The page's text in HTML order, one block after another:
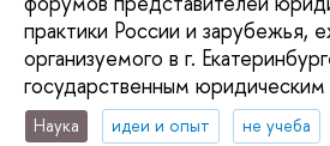
практики России и зарубежья,
организуемого в г.
государственным
Наука идеи и опыт
не учеба